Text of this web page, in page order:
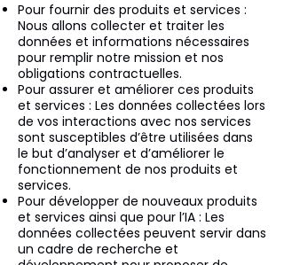
Pour fournir des produits et services :
Nous allons collecter et traiter les
données et informations nécessaires
pour remplir notre mission et nos
obligations contractuelles.
Pour assurer et améliorer ces produits
et services : Les données collectées lors
de vos interactions avec nos services
sont susceptibles d’être utilisées dans
le but d’analyser et d’améliorer le
fonctionnement de nos produits et
services.
Pour développer de nouveaux produits
et services ainsi que pour l’IA : Les
données collectées peuvent servir dans
un cadre de recherche et